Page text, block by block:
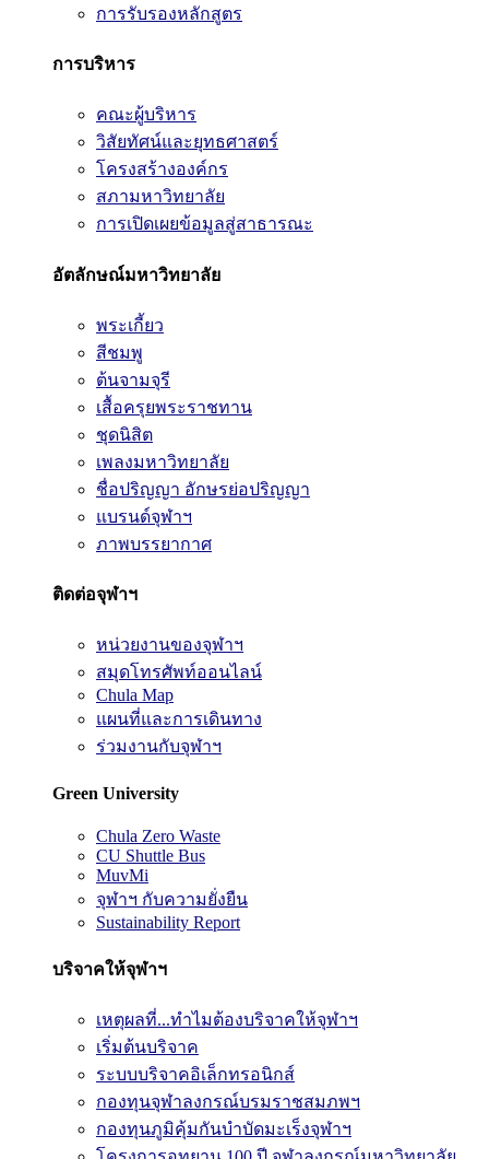
การรับรองหลักสูตร
การบริหาร
คณะผู้บริหาร
วิสัยทัศน์และยุทธศาสตร์
โครงสร้างองค์กร
สภามหาวิทยาลัย
การเปิดเผยข้อมูลสู่สาธารณะ
อัตลักษณ์มหาวิทยาลัย
พระเกี้ยว
สีชมพู
ต้นจามจุรี
เสื้อครุยพระราชทาน
ชุดนิสิต
เพลงมหาวิทยาลัย
ชื่อปริญญา อักษรย่อปริญญา
แบรนด์จุฬาฯ
ภาพบรรยากาศ
ติดต่อจุฬาฯ
หน่วยงานของจุฬาฯ
สมุดโทรศัพท์ออนไลน์
Chula Map
แผนที่และการเดินทาง
ร่วมงานกับจุฬาฯ
Green University
Chula Zero Waste
CU Shuttle Bus
MuvMi
จุฬาฯ กับความยั่งยืน
Sustainability Report
บริจาคให้จุฬาฯ
เหตุผลที่...ทำไมต้องบริจาคให้จุฬาฯ
เริ่มต้นบริจาค
ระบบบริจาคอิเล็กทรอนิกส์
กองทุนจุฬาลงกรณ์บรมราชสมภพฯ
กองทุนภูมิคุ้มกันบำบัดมะเร็งจุฬาฯ